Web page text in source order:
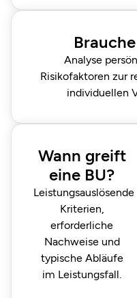
Analyse
Risikofaktoren zur
individuellen
Wann greift
eine BU?
Leistungs­auslösende
Kriterien,
erforderliche
Nachweise und
typische Abläufe
im Leistungsfall.